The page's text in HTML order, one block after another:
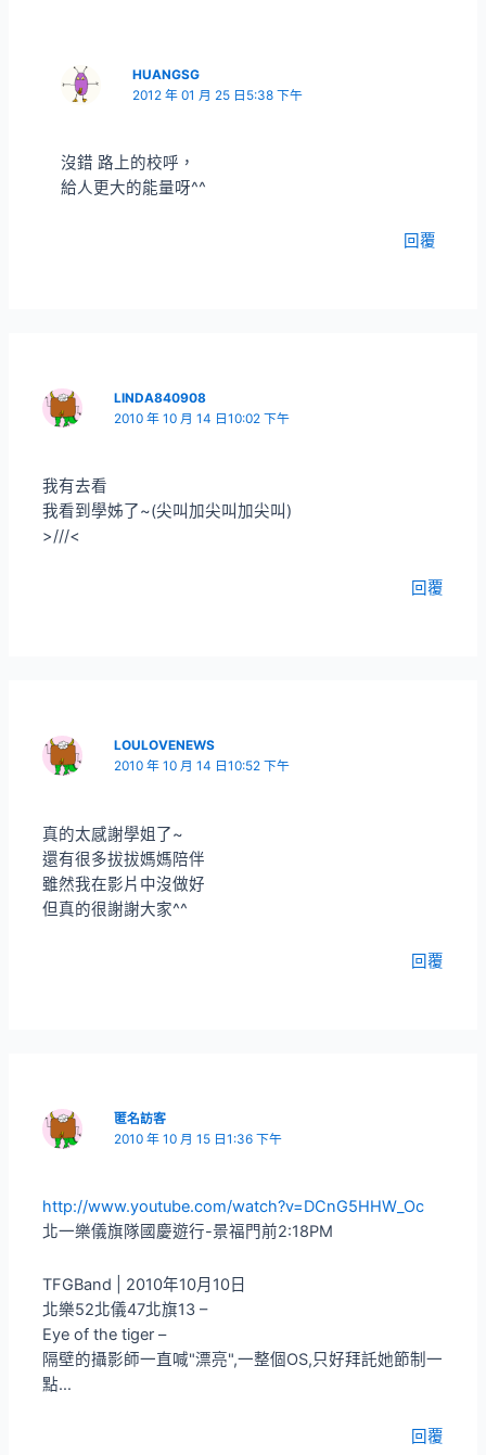
HUANGSG
2012 年 01 月 25 日5:38 下午
沒錯 路上的校呼，
給人更大的能量呀^^
回覆
LINDA840908
2010 年 10 月 14 日10:02 下午
我有去看
我看到學姊了~(尖叫加尖叫加尖叫)
>///<
回覆
LOULOVENEWS
2010 年 10 月 14 日10:52 下午
真的太感謝學姐了~
還有很多拔拔媽媽陪伴
雖然我在影片中沒做好
但真的很謝謝大家^^
回覆
匿名訪客
2010 年 10 月 15 日1:36 下午
http://www.youtube.com/watch?v=DCnG5HHW_Oc
北一樂儀旗隊國慶遊行-景福門前2:18PM
TFGBand | 2010年10月10日
北樂52北儀47北旗13 –
Eye of the tiger –
隔壁的攝影師一直喊"漂亮",一整個OS,只好拜託她節制一
點…
回覆